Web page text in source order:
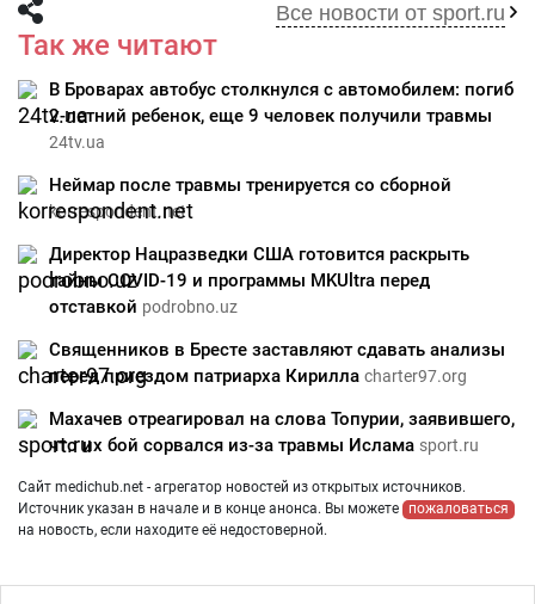
Все новости от sport.ru
Так же читают
В Броварах автобус столкнулся с автомобилем: погиб
2-летний ребенок, еще 9 человек получили травмы
24tv.ua
Неймар после травмы тренируется со сборной
korrespondent.net
Директор Нацразведки США готовится раскрыть
тайны COVID-19 и программы MKUltra перед
отставкой podrobno.uz
Священников в Бресте заставляют сдавать анализы
перед приездом патриарха Кирилла charter97.org
Махачев отреагировал на слова Топурии, заявившего,
что их бой сорвался из-за травмы Ислама sport.ru
Сайт medichub.net - агрегатор новостей из открытых источников.
Источник указан в начале и в конце анонса. Вы можете
пожаловаться
на новость, если находите её недостоверной.